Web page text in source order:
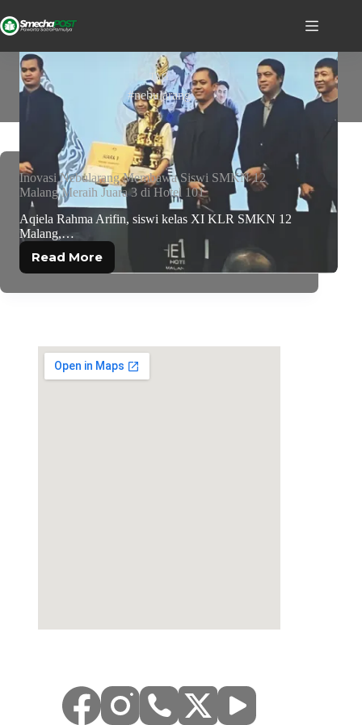
TAG
#nebularang
Inovasi Nebularang Membawa Siswi SMKN 12
Malang Meraih Juara 3 di Hotel 101
Aqiela Rahma Arifin, siswi kelas XI KLR SMKN 12
Malang,…
Read More